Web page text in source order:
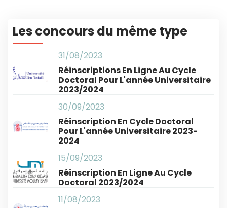
Les concours du même type
31/08/2023
Réinscriptions En Ligne Au Cycle
Doctoral Pour L'année Universitaire
2023/2024
30/09/2023
Réinscription En Cycle Doctoral
Pour L'année Universitaire 2023-
2024
15/09/2023
Réinscription En Ligne Au Cycle
Doctoral 2023/2024
11/08/2023